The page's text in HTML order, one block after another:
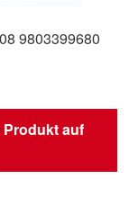
9803399680
auf